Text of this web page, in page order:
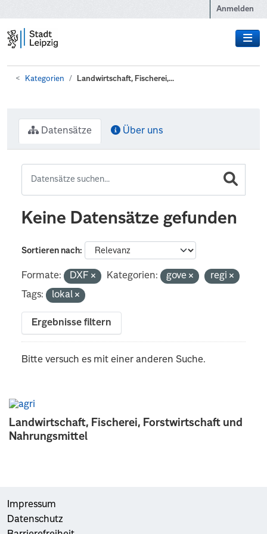
Anmelden
Kategorien Landwirtschaft, Fischerei,...
Landwirtschaft, Fischerei, Forstwirtschaft und
Nahrungsmittel
Datensätze Über uns
Keine Datensätze gefunden
Sortieren nach
Formate: DXF Kategorien: gove
regi
Tags:
lokal
Ergebnisse filtern
Bitte versuch es mit einer anderen Suche.
Impressum
Datenschutz